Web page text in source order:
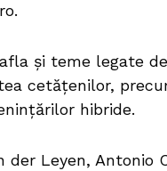
și teme legate
cetățenilor,
hibride.
Leyen, Antonio